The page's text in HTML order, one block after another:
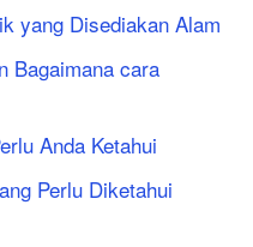
yang Disediakan Alam
Bagaimana cara
Anda Ketahui
Perlu Diketahui